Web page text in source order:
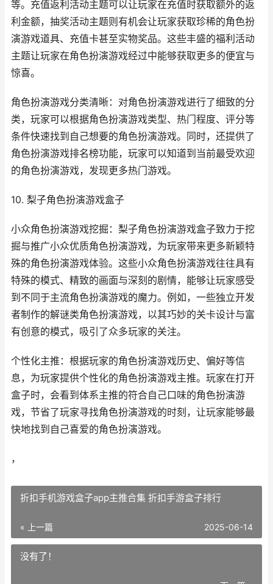
等。充值返利活动主题可以让玩家在充值时获取额外的返
利金额，抽奖活动主题则有机会让玩家获取珍稀的角色扮
演游戏道具、充值卡甚至实物奖品。这些丰盛的福利活动
主题让玩家在角色扮演游戏经过中能够获取更多的便宜与
惊喜。
角色扮演游戏分类清晰：对角色扮演游戏进行了细致的分
类，玩家可以根据角色扮演游戏类型、热门程度、评分等
条件快速找到自己想要的角色扮演游戏。同时，还提供了
角色扮演游戏排名榜功能，玩家可以知道到当前最受欢迎
的角色扮演游戏，发现更多热门游戏。
10. 梨子角色扮演游戏盒子
小众角色扮演游戏挖掘：梨子角色扮演游戏盒子致力于挖
掘与推广小众优质角色扮演游戏，为玩家带来更多新颖特
殊的角色扮演游戏体验。这些小众角色扮演游戏往往具有
特殊的模式、精致的画面与深刻的剧情，能够让玩家感受
到不同于主流角色扮演游戏的魔力。例如，一些独立开发
者制作的解谜类角色扮演游戏，以其巧妙的关卡设计与富
有创意的模式，吸引了众多玩家的关注。
个性化主推：根据玩家的角色扮演游戏历史、偏好等信
息，为玩家提供个性化的角色扮演游戏主推。玩家在打开
盒子时，会看到体系主推的符合自己口味的角色扮演游
戏，节省了玩家寻找角色扮演游戏的时刻，让玩家能够最
快地找到自己喜爱的角色扮演游戏。
，
折扣手机游戏盒子app主推合集 折扣手游盒子排行
« 上一篇 2025-06-14
没有了！